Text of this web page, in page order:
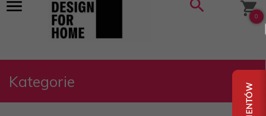
0
Kategorie